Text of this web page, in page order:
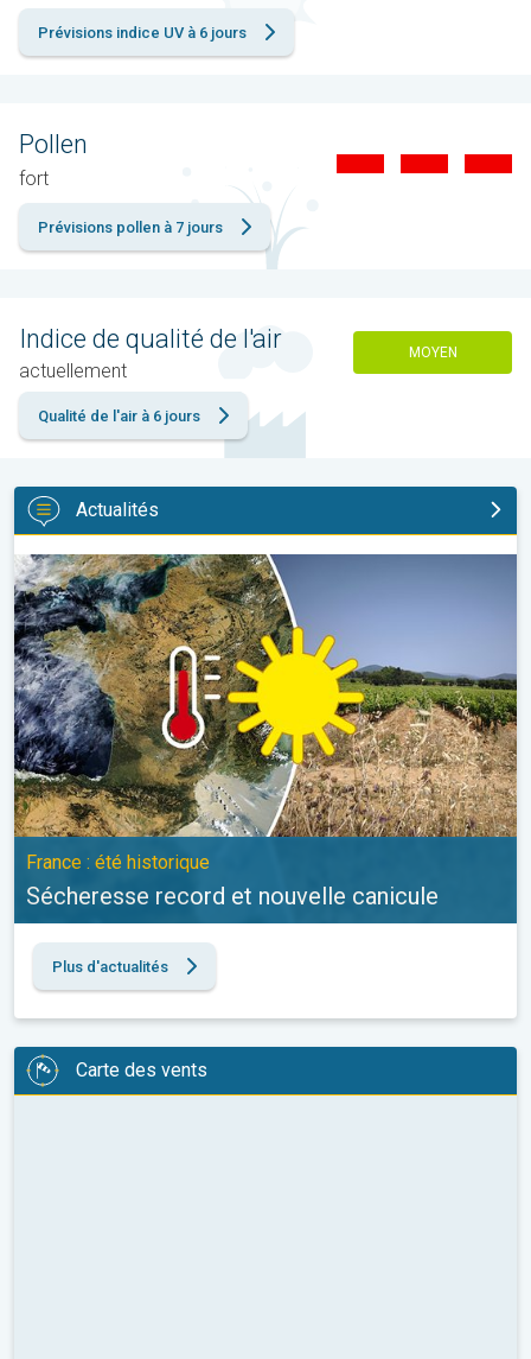
Prévisions indice UV à 6 jours
Pollen
fort
Prévisions pollen à 7 jours
Indice de qualité de l'air
actuellement
MOYEN
Qualité de l'air à 6 jours
Actualités
Sécheresse record et nouvelle canicule. France : été
France : été historique
Sécheresse record et nouvelle canicule
Plus d'actualités
Carte des vents